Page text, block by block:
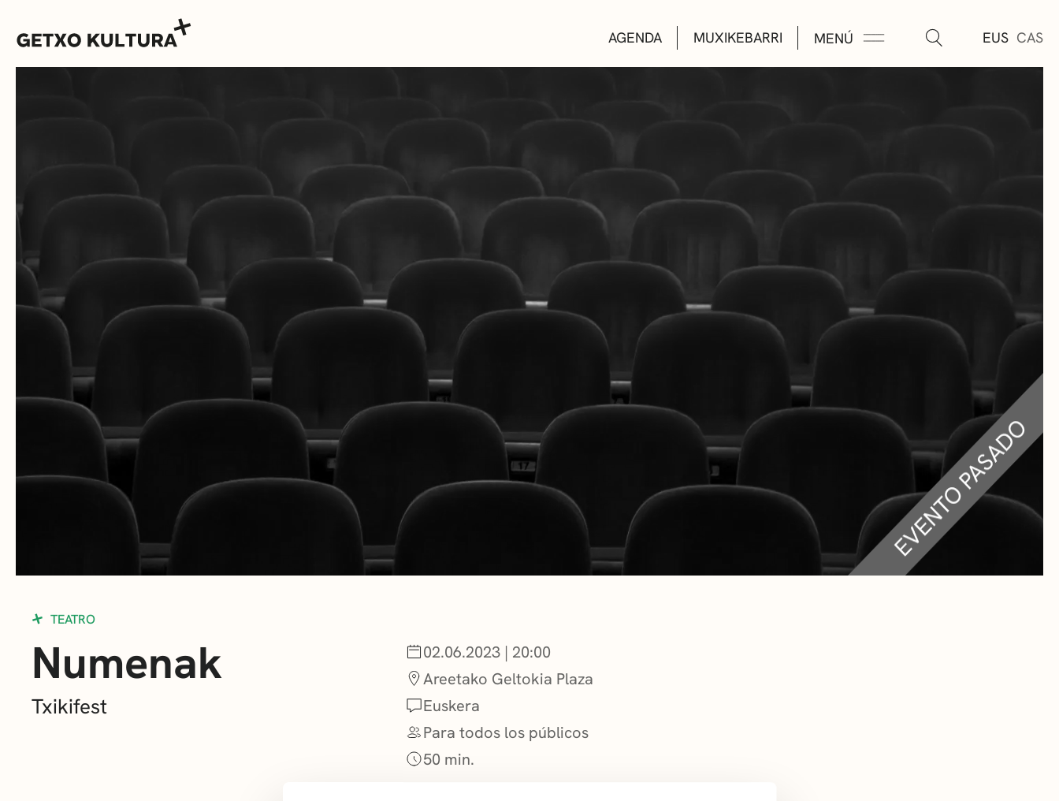
AGENDA MUXIKEBARRI MENÚ EUS CAS
AGENDA
MUXIKEBARRI
CONTACTO
ENTRADAS
AULAS DE CULTURA
BIBLIOTECAS
ESCUELA DE MÚSICA
CONVOCATORIAS
NOTICIAS
GETXO KULTURA
ASOCIACIONES CULTURALES
TEATRO
Numenak
Txikifest
02.06.2023 | 20:00
Areetako Geltokia Plaza
Euskera
Para todos los públicos
50 min.